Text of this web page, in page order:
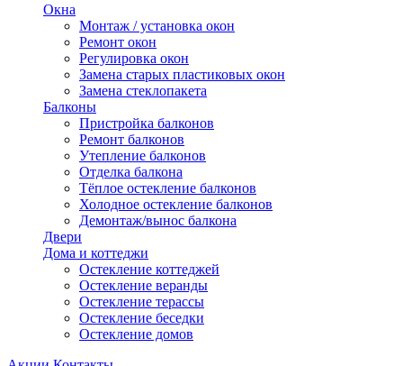
Окна
Монтаж / установка окон
Ремонт окон
Регулировка окон
Замена старых пластиковых окон
Замена стеклопакета
Балконы
Пристройка балконов
Ремонт балконов
Утепление балконов
Отделка балкона
Тёплое остекление балконов
Холодное остекление балконов
Демонтаж/вынос балкона
Двери
Дома и коттеджи
Остекление коттеджей
Остекление веранды
Остекление терассы
Остекление беседки
Остекление домов